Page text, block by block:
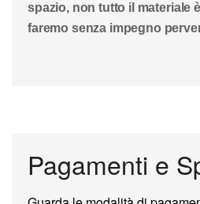
spazio, non tutto il materiale
faremo senza impegno
Pagamenti e